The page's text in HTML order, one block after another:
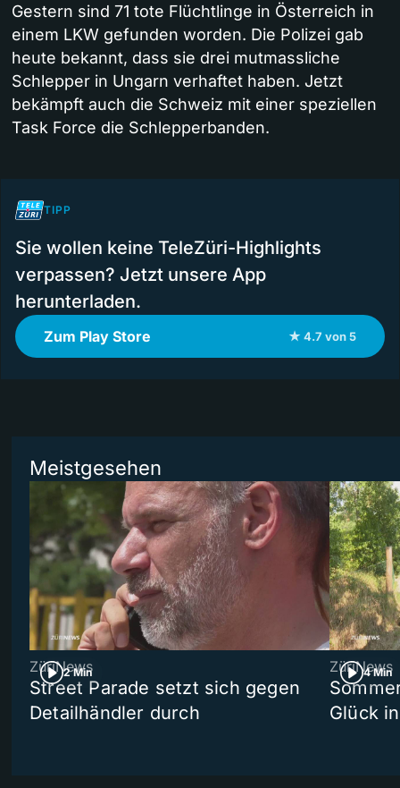
Gestern sind 71 tote Flüchtlinge in Österreich in
einem LKW gefunden worden. Die Polizei gab
heute bekannt, dass sie drei mutmassliche
Schlepper in Ungarn verhaftet haben. Jetzt
bekämpft auch die Schweiz mit einer speziellen
Task Force die Schlepperbanden.
TIPP
Sie wollen keine TeleZüri-Highlights
verpassen? Jetzt unsere App
herunterladen.
Zum Play Store ★ 4.7 von 5
Meistgesehen
2 Min
ZüriNews
Street Parade setzt sich gegen
Detailhändler durch
4 Min
ZüriNews
Glück